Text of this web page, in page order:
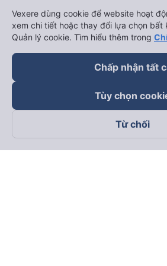
Theo dõi chúng tôi trên
Vexere dùng cookie để website hoạt
xem chi tiết hoặc thay đổi lựa chọn bất
Quản lý cookie. Tìm hiểu thêm trong
Chấp nhận tất
Tùy chọn
Từ chối